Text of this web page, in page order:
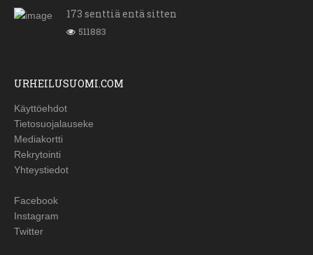
173 senttiä entä sitten
511883
URHEILUSUOMI.COM
Käyttöehdot
Tietosuojalauseke
Mediakortti
Rekrytointi
Yhteystiedot
Facebook
Instagram
Twitter